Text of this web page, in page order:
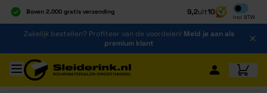
Boven 2.000 gratis verzending
Al 40 jaar dé specialist
Alles onder één dak
9,2uit10
Incl BTW
Inclusief
Ga naar de inhoud
Zakelijk bestellen? Profiteer van de voordelen! Meld je aan als
premium klant
Ga naar hoofdinhoud